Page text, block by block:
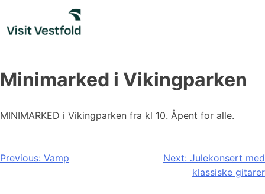
content
Minimarked i Vikingparken
MINIMARKED i Vikingparken fra kl 10. Åpent for alle.
Innleggsnavigasjon
Previous: Vamp Next: Julekonsert med
klassiske gitarer